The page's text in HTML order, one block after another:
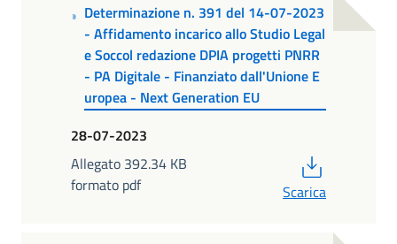
Determinazione n. 391 del 14-07-2023
- Affidamento incarico allo Studio Legal
e Soccol redazione DPIA progetti PNRR
- PA Digitale - Finanziato dall'Unione E
uropea - Next Generation EU
28-07-2023
Allegato 392.34 KB
formato pdf
Scarica